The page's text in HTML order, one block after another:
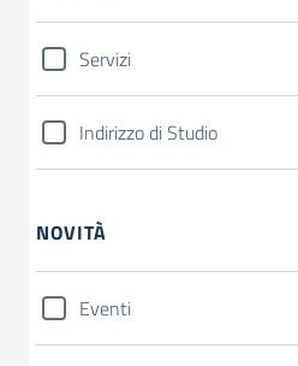
Servizi
Indirizzo di Studio
NOVITÀ
Eventi